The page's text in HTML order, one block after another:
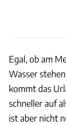
Egal, ob am
Wasser
kommt das
schneller auf
ist aber nicht